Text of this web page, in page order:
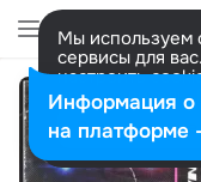
Мы используем
сервисы для
настроить
представитель.
Разрешить все
Информация о
на платформе